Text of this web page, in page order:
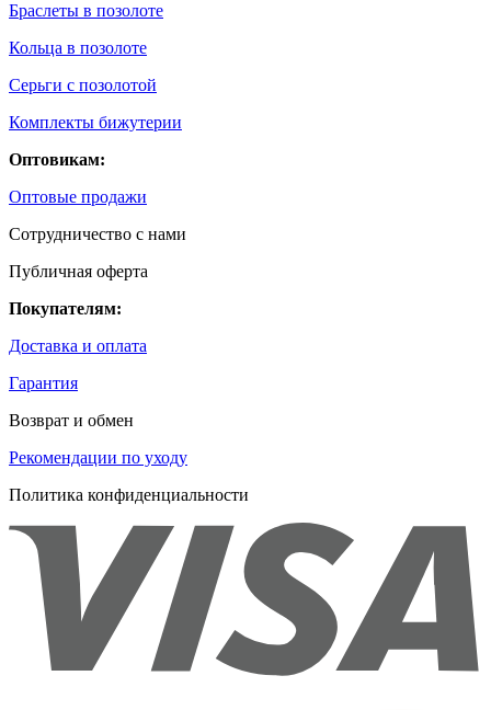
Браслеты в позолоте
Кольца в позолоте
Серьги с позолотой
Комплекты бижутерии
Оптовикам:
Оптовые продажи
Сотрудничество с нами
Публичная оферта
Покупателям:
Доставка и оплата
Гарантия
Возврат и обмен
Рекомендации по уходу
Политика конфиденциальности